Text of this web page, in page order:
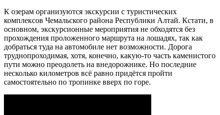
К озерам организуются экскурсии с туристических
комплексов Чемальского района Республики Алтай. Кстати, в
основном, экскурсионные мероприятия не обходятся без
прохождения проложенного маршрута на лошадях, так как
добраться туда на автомобиле нет возможности. Дорога
труднопроходимая, хотя, конечно, какую-то часть каменистого
пути можно преодолеть на внедорожнике. Но последние
несколько километров всё равно придётся пройти
самостоятельно по тропинке вверх по горе.